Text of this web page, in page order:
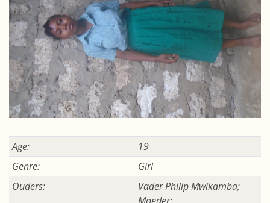
Age:
19
Genre:
Girl
Ouders:
Vader Philip Mwikamba;
Moeder: